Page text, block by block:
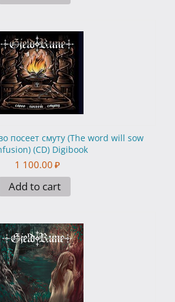
посеет смуту (The word will sow
(CD) Digibook
1 100.00 ₽
Add to cart